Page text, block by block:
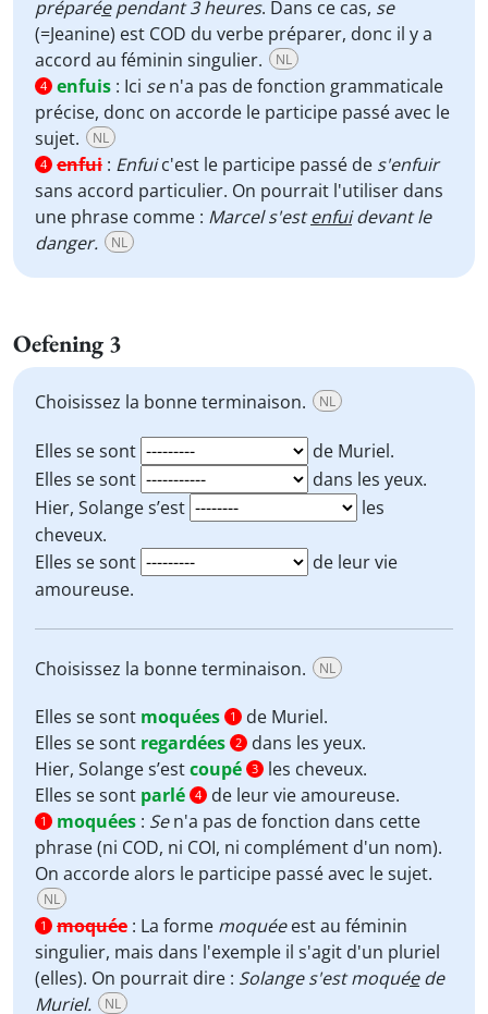
préparéependant 3 heures. Dans ce cas, se
(=Jeanine) est COD du verbe préparer, donc il y a
accord au féminin singulier.
NL
4 enfuis : Ici sen'a pas de fonction grammaticale
précise, donc on accorde le participe passé avec le
sujet.
NL
4 enfui : Enfuic'est le participe passé de s'enfuir
sans accord particulier. On pourrait l'utiliser dans
une phrase comme : Marcel s'estenfuidevant le
danger.
NL
Oefening 3
Choisissez la bonne terminaison. NL
Elles se sont
de Muriel.
Elles se sont
dans les yeux.
Hier, Solange s’est
les
cheveux.
Elles se sont
de leur vie
amoureuse.
Choisissez la bonne terminaison. NL
Elles se sont moquées 1
de Muriel.
Elles se sont regardées 2
dans les yeux.
Hier, Solange s’estcoupé 3
les cheveux.
Elles se sont parlé 4 de leur vie amoureuse.
1 moquées : Sen'a pas de fonction dans cette
phrase (ni COD, ni COI, ni complément d'un nom).
On accorde alors le participe passé avec le sujet.
NL
1 moquée : La forme moquéeest au féminin
singulier, mais dans l'exemple il s'agit d'un pluriel
(elles). On pourrait dire : Solange s'est moquéede
Muriel.
NL